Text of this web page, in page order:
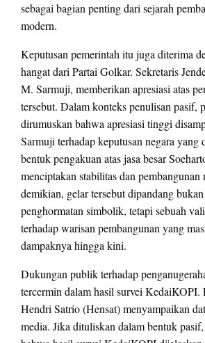
sebagai bagian penting dari sejarah
modern.
Keputusan pemerintah itu juga diterima
hangat dari Partai Golkar. Sekretaris
M. Sarmuji, memberikan apresiasi atas
tersebut. Dalam konteks penulisan pasif,
dirumuskan bahwa apresiasi tinggi
Sarmuji terhadap keputusan negara yang
bentuk pengakuan atas jasa besar
menciptakan stabilitas dan pembangunan
demikian, gelar tersebut dipandang
penghormatan simbolik, tetapi sebuah
terhadap warisan pembangunan yang
dampaknya hingga kini.
Dukungan publik terhadap
tercermin dalam hasil survei KedaiKOPI.
Hendri Satrio (Hensat) menyampaikan
media. Jika dituliskan dalam bentuk